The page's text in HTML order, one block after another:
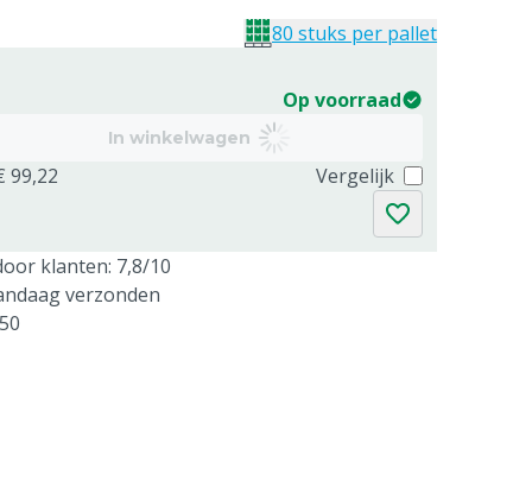
Op voorraad
In winkelwagen
99,22 Vergelijk
80 stuks per pallet
klanten: 7,8/10
verzonden